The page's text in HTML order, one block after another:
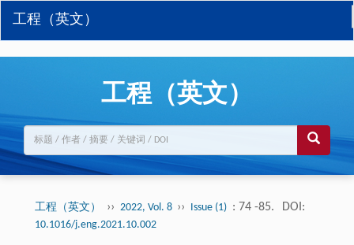
工程（英文）
工程（英文）
工程（英文） ›› 2022, Vol. 8 ›› Issue (1) : 74 -85. DOI:
10.1016/j.eng.2021.10.002